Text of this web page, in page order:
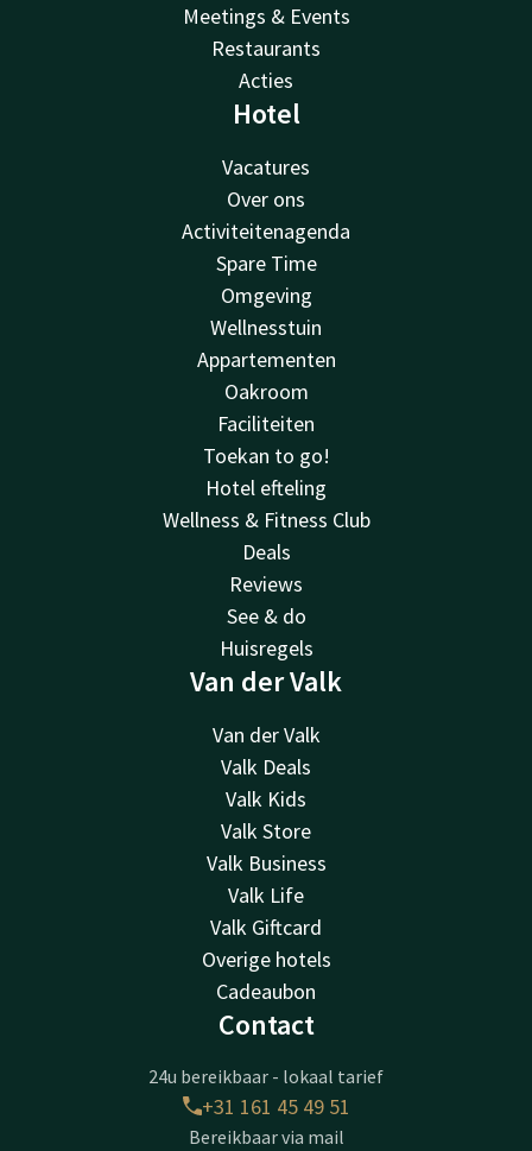
Meetings & Events
Restaurants
Acties
Hotel
Vacatures
Over ons
Activiteitenagenda
Spare Time
Omgeving
Wellnesstuin
Appartementen
Oakroom
Faciliteiten
Toekan to go!
Hotel efteling
Wellness & Fitness Club
Deals
Reviews
See & do
Huisregels
Van der Valk
Van der Valk
Valk Deals
Valk Kids
Valk Store
Valk Business
Valk Life
Valk Giftcard
Overige hotels
Cadeaubon
Contact
24u bereikbaar - lokaal tarief
+31 161 45 49 51
Bereikbaar via mail